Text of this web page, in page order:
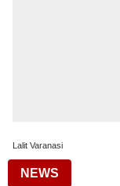
Lalit Varanasi
NEWS